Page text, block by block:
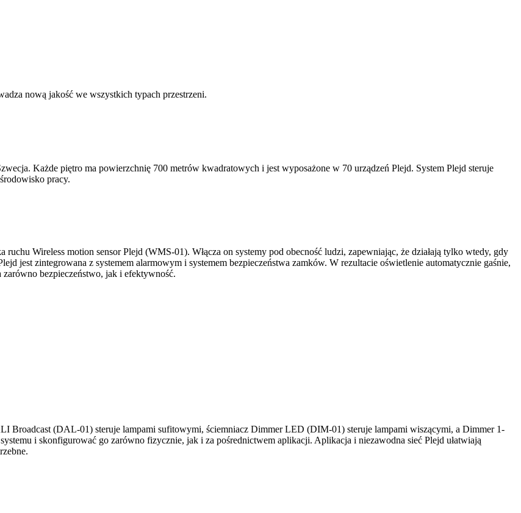
nową jakość we wszystkich typach przestrzeni.
Każde piętro ma powierzchnię 700 metrów kwadratowych i jest wyposażone w 70 urządzeń Plejd. System Plejd steruje
pracy.
Wireless motion sensor Plejd (WMS-01). Włącza on systemy pod obecność ludzi, zapewniając, że działają tylko wtedy, gdy
jest zintegrowana z systemem alarmowym i systemem bezpieczeństwa zamków. W rezultacie oświetlenie automatycznie gaśnie,
bezpieczeństwo, jak i efektywność.
Broadcast (DAL-01) steruje lampami sufitowymi, ściemniacz Dimmer LED (DIM-01) steruje lampami wiszącymi, a Dimmer 1-
i skonfigurować go zarówno fizycznie, jak i za pośrednictwem aplikacji. Aplikacja i niezawodna sieć Plejd ułatwiają